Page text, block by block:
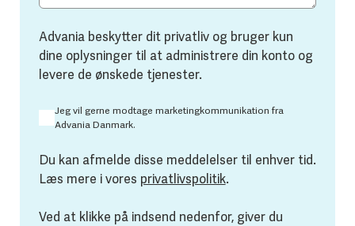
Advania beskytter dit privatliv og bruger kun
dine oplysninger til at administrere din konto og
levere de ønskede tjenester.
Jeg vil gerne modtage marketingkommunikation fra
Advania Danmark.
Du kan afmelde disse meddelelser til enhver tid.
Læs mere i vores privatlivspolitik.
Ved at klikke på indsend nedenfor, giver du